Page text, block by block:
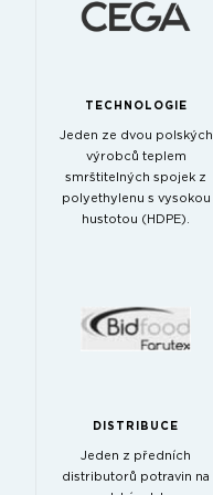
TECHNOLOGIE
Jeden ze dvou polských
výrobců teplem
smrštitelných spojek z
polyethylenu s vysokou
hustotou (HDPE).
DISTRIBUCE
Jeden z předních
distributorů potravin na